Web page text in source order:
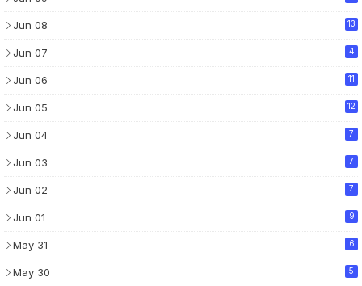
Jun 08 13
Jun 07 4
Jun 06 11
Jun 05 12
Jun 04 7
Jun 03 7
Jun 02 7
Jun 01 9
May 31 6
May 30 5